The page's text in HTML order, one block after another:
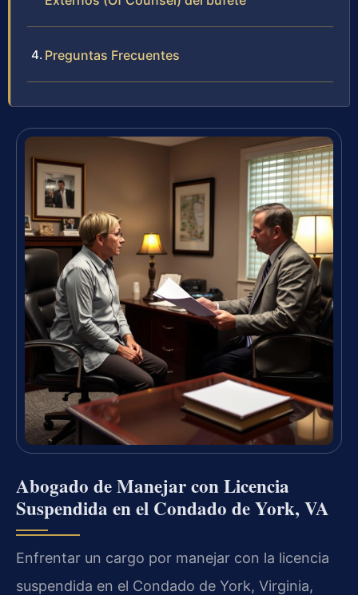
Preguntas Frecuentes
Abogado de Manejar con Licencia
Suspendida en el Condado de York, VA
Enfrentar un cargo por manejar con la licencia
suspendida en el Condado de York, Virginia,